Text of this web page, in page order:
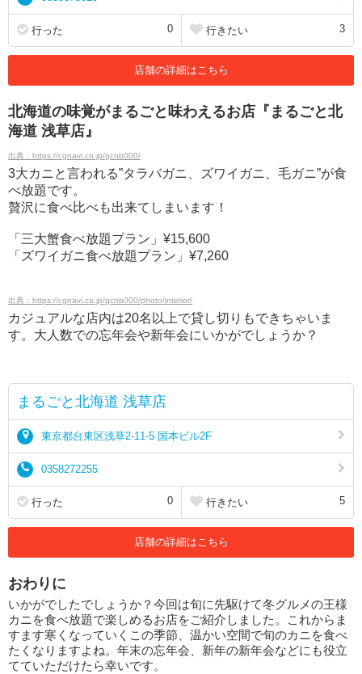
行った 0 行きたい 3
店舗の詳細はこちら
北海道の味覚がまるごと味わえるお店『まるごと北
海道 浅草店』
出典：https://r.gnavi.co.jp/gcnb000/
3大カニと言われる”タラバガニ、ズワイガニ、毛ガニ”が食
べ放題です。
贅沢に食べ比べも出来てしまいます！
「三大蟹食べ放題プラン」¥15,600
「ズワイガニ食べ放題プラン」¥7,260
出典：https://r.gnavi.co.jp/gcnb000/photo/interior/
カジュアルな店内は20名以上で貸し切りもできちゃいま
す。大人数での忘年会や新年会にいかがでしょうか？
まるごと北海道 浅草店
東京都台東区浅草2-11-5 国本ビル2F
0358272255
行った 0 行きたい 5
店舗の詳細はこちら
おわりに
いかがでしたでしょうか？今回は旬に先駆けて冬グルメの王様
カニを食べ放題で楽しめるお店をご紹介しました。これからま
すます寒くなっていくこの季節、温かい空間で旬のカニを食べ
たくなりますよね。年末の忘年会、新年の新年会などにも役立
てていただけたら幸いです。